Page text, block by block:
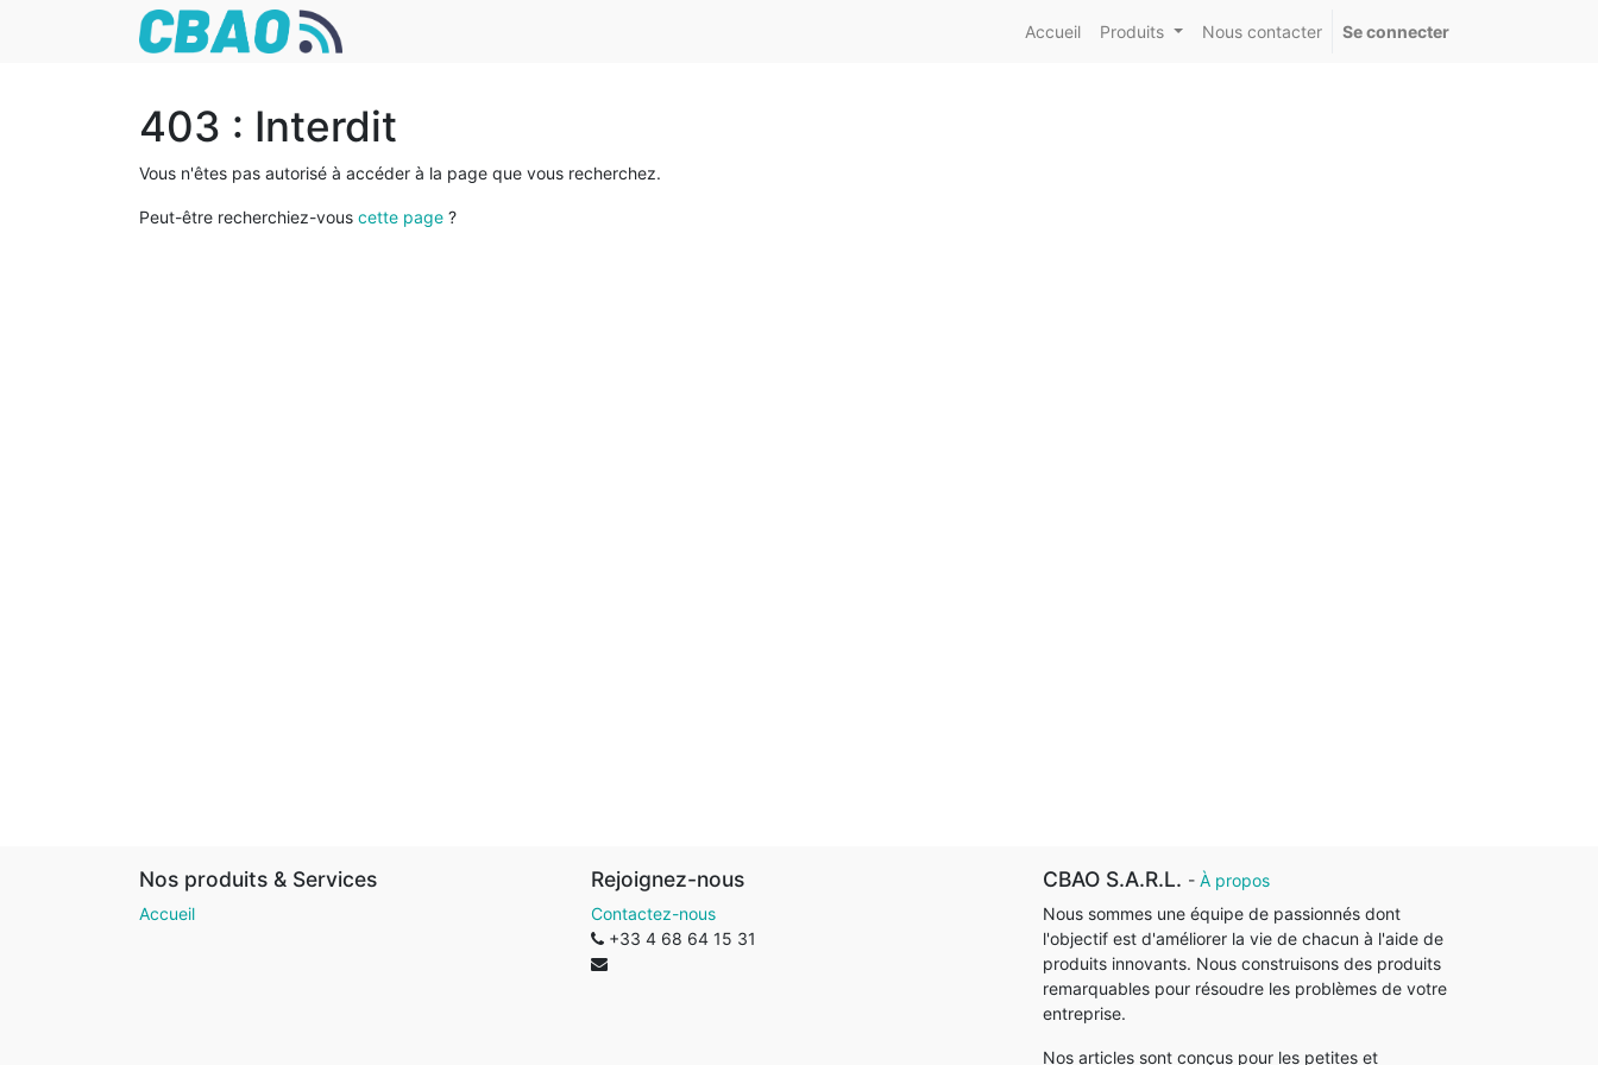
Accueil Produits Nous contacter Se connecter
403 : Interdit
Vous n'êtes pas autorisé à accéder à la page que vous recherchez.
Peut-être recherchiez-vous cette page ?
Nos produits & Services
Accueil
Rejoignez-nous
Contactez-nous
+33 4 68 64 15 31
CBAO S.A.R.L. - À propos
Nous sommes une équipe de passionnés dont
l'objectif est d'améliorer la vie de chacun à l'aide de
produits innovants. Nous construisons des produits
remarquables pour résoudre les problèmes de votre
entreprise.
Nos articles sont conçus pour les petites et